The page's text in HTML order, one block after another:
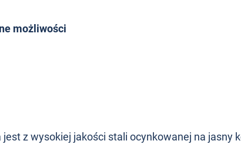
możliwości
z wysokiej jakości stali ocynkowanej na jasny